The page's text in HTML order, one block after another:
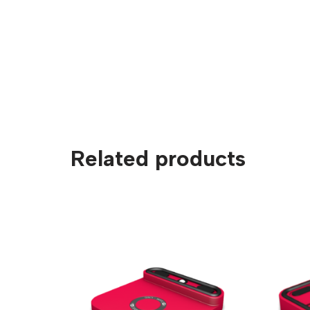
Related products